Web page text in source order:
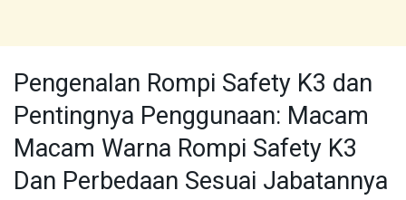
Pengenalan Rompi Safety K3 dan
Pentingnya Penggunaan: Macam
Macam Warna Rompi Safety K3
Dan Perbedaan Sesuai Jabatannya